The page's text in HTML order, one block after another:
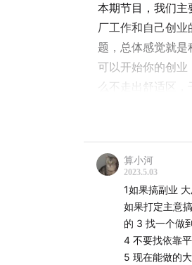
本期节目，我们主
厂工作和自己创
题，总体感觉就
可以开始你的创
么不走出舒适区
作品，除了技术，
希望本期节目能
硬地笔记
一个定居日
算小河
2023.5.03
1如果搞副业
如果打定主意
的 3 找一个做
4 不要找依靠
5 现在能做的